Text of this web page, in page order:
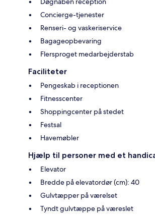
Concierge-tjenester
Renseri- og vaskeriservice
Bagageopbevaring
Flersproget medarbejderstab
Faciliteter
Pengeskab i receptionen
Fitnesscenter
Shoppingcenter på stedet
Festsal
Havemøbler
Hjælp til personer med et
Elevator
Bredde på elevatordør (cm): 40
Gulvtæpper på værelset
Tyndt gulvtæppe på væreslet